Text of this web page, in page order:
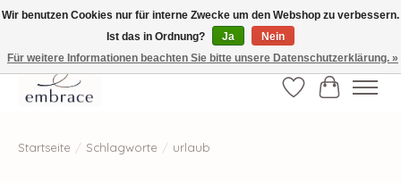
√ Versandkostenfrei ab € 40-, √ Made with Love and Happiness √Exklusiv und
nur hier im Onlineshop √high-quality & long-lasting fashion
Wunschzettel
Ihr
Startseite / Schlagworte / urlaub
Wir benutzen Cookies nur für interne Zwecke um den Webshop zu verbessern.
Ist das in Ordnung?
Ja
Nein
Für weitere Informationen beachten Sie bitte unsere Datenschutzerklärung. »